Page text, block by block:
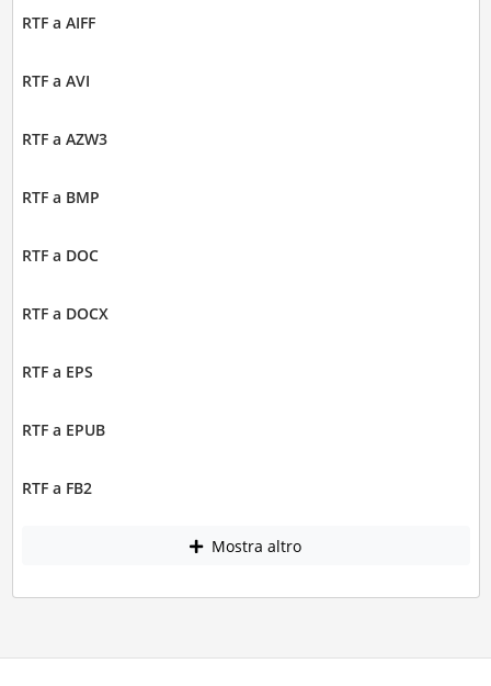
RTF a AIFF
RTF a AVI
RTF a AZW3
RTF a BMP
RTF a DOC
RTF a DOCX
RTF a EPS
RTF a EPUB
RTF a FB2
Mostra altro